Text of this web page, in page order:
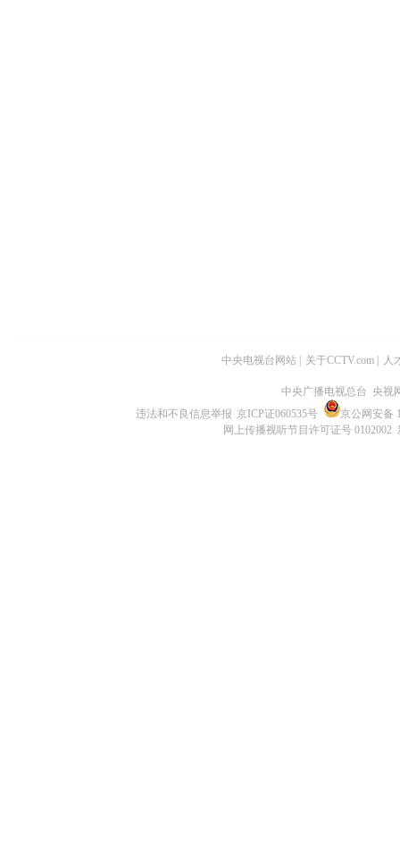
中央电视台网站 关于CCTV.com 人
中央广播电视总台 央视
违法和不良信息举报 京ICP证060535号
京公网安备
网上传播视听节目许可证号 0102002